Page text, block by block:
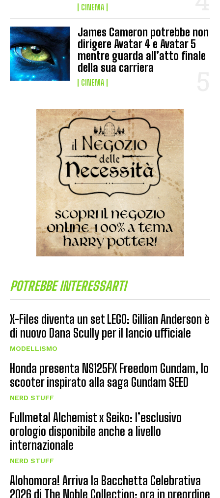
CINEMA
James Cameron potrebbe non
dirigere Avatar 4 e Avatar 5
mentre guarda all’atto finale
della sua carriera
CINEMA
POTREBBE INTERESSARTI
X-Files diventa un set LEGO: Gillian Anderson è
di nuovo Dana Scully per il lancio ufficiale
MODELLISMO
Honda presenta NS125FX Freedom Gundam, lo
scooter inspirato alla saga Gundam SEED
NERD STUFF
Fullmetal Alchemist x Seiko: l’esclusivo
orologio disponibile anche a livello
internazionale
NERD STUFF
Alohomora! Arriva la Bacchetta Celebrativa
2026 di The Noble Collection: ora in preordine